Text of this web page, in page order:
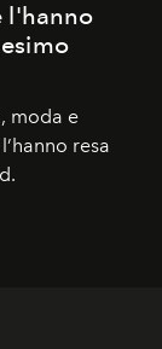
l'hanno
moda e
resa